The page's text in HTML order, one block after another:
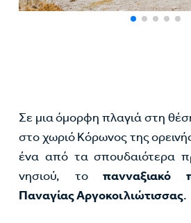
Σε μια όμορφη πλαγιά στη
στο χωριό Κόρωνος της
ένα από τα σπουδαιότερα
νησιού, το πανναξιακό
Παναγίας Αργοκοιλιώτισσας.